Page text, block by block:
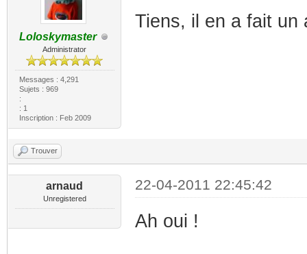
Loloskymaster
Administrator
Messages : 4,291
Sujets : 969
:
: 1
Inscription : Feb 2009
Tiens, il en a fait un
Trouver
arnaud
Unregistered
22-04-2011 22:45:42
Ah oui !